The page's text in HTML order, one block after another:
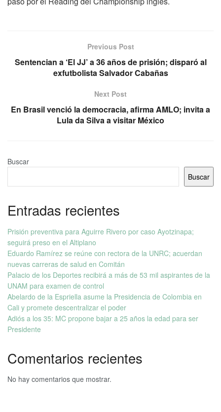
Previous Post
Sentencian a ‘El JJ’ a 36 años de prisión; disparó al
exfutbolista Salvador Cabañas
Next Post
En Brasil venció la democracia, afirma AMLO; invita a
Lula da Silva a visitar México
Buscar
Buscar
Entradas recientes
Prisión preventiva para Aguirre Rivero por caso Ayotzinapa;
seguirá preso en el Altiplano
Eduardo Ramírez se reúne con rectora de la UNRC; acuerdan
nuevas carreras de salud en Comitán
Palacio de los Deportes recibirá a más de 53 mil aspirantes de la
UNAM para examen de control
Abelardo de la Espriella asume la Presidencia de Colombia en
Cali y promete descentralizar el poder
Adiós a los 35: MC propone bajar a 25 años la edad para ser
Presidente
Comentarios recientes
No hay comentarios que mostrar.